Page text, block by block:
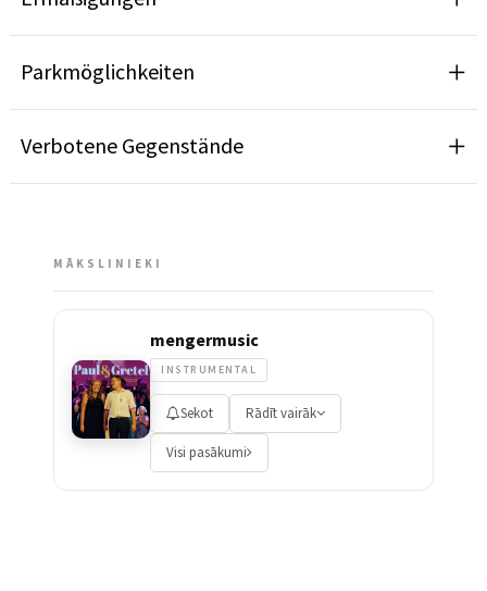
Parkmöglichkeiten
Verbotene Gegenstände
MĀKSLINIEKI
mengermusic
INSTRUMENTAL
Sekot Rādīt vairāk
Visi pasākumi